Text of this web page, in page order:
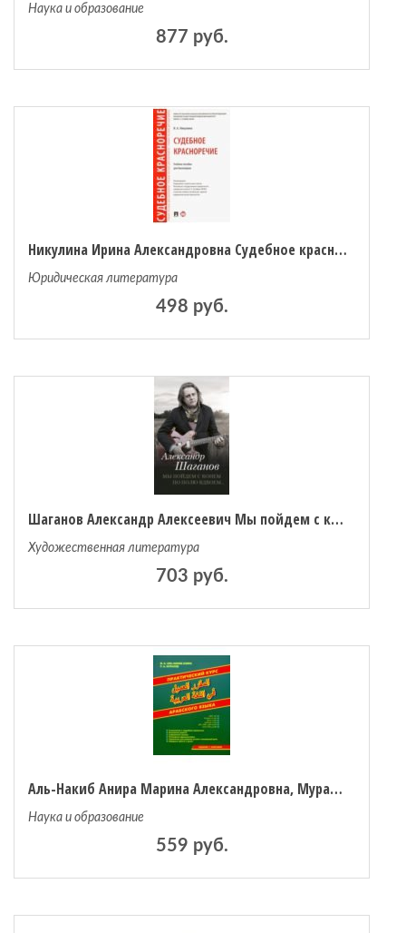
Наука и образование
877 руб.
Никулина Ирина Александровна Судебное красноречие. Учебное пособие для бакалавров
Юридическая литература
498 руб.
Шаганов Александр Алексеевич Мы пойдем с конем по полю вдвоем
Художественная литература
703 руб.
Аль-Накиб Анира Марина Александровна, Муратов Расим Абдулович Практический курс арабского языка
Наука и образование
559 руб.